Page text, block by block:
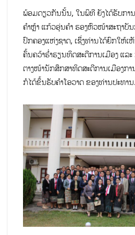
ພ້ອມດຽວກັນນັ້ນ, ໃນພິທີ ຍັງໄດ້ຮັບກາ
ຄຳຫຼ້າ ແກ້ວອຸ່ນຄຳ ຮອງຫົວໜ້າສະຖາບັນ
ປົກຄອງແຫ່ງຊາດ, ເຊິິ່ງທ່ານໄດ້ຍົກໃຫ້ເ
ຄົ້ນຄວ້າຮໍ່າຮຽນທິດສະດີການເມືອງ ແລ
ຕາງໜ້ານັກສຶກສາທິດສະດີການເມືອງກ
ກໍໄດ້ຂຶ້ນຮັບຄຳໂອວາດ ຂອງທ່ານປະທານ.